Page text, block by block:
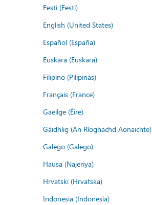
Eesti (Eesti)
English (United States)
Español (España)
Euskara (Euskara)
Filipino (Pilipinas)
Français (France)
Gaeilge (Éire)
Gàidhlig (An Rìoghachd Aonaichte)
Galego (Galego)
Hausa (Najeriya)
Hrvatski (Hrvatska)
Indonesia (Indonesia)